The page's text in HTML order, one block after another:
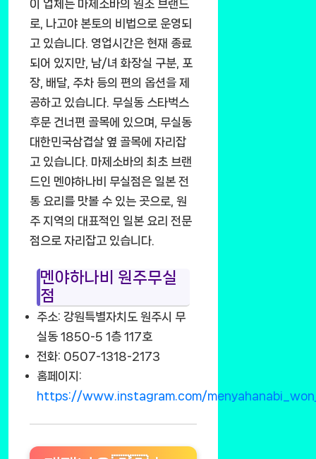
이 업체는 마제소바의 원조 브랜드
로, 나고야 본토의 비법으로 운영되
고 있습니다. 영업시간은 현재 종료
되어 있지만, 남/녀 화장실 구분, 포
장, 배달, 주차 등의 편의 옵션을 제
공하고 있습니다. 무실동 스타벅스
후문 건너편 골목에 있으며, 무실동
대한민국삼겹살 옆 골목에 자리잡
고 있습니다. 마제소바의 최초 브랜
드인 멘야하나비 무실점은 일본 전
통 요리를 맛볼 수 있는 곳으로, 원
주 지역의 대표적인 일본 요리 전문
점으로 자리잡고 있습니다.
멘야하나비 원주무실
점
주소: 강원특별자치도 원주시 무
실동 1850-5 1층 117호
전화: 0507-1318-2173
홈페이지:
https://www.instagram.com/